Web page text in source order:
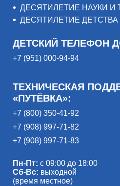
ДЕСЯТИЛЕТИЕ НАУКИ И
ДЕСЯТИЛЕТИЕ ДЕТСТВА
ДЕТСКИЙ ТЕЛЕФОН
+7 (951) 000-94-94
ТЕХНИЧЕСКАЯ
«ПУТЁВКА»:
+7 (800) 350-41-92
+7 (908) 997-71-82
+7 (908) 997-71-83
Пн-Пт: с 09:00 до 18:00
Сб-Вс: выходной
(время местное)